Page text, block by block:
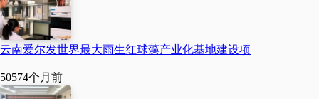
云南爱尔发世界最大雨生红球藻产业化基地建设项
50574个月前